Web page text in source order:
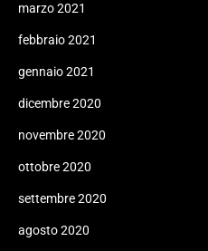
marzo 2021
febbraio 2021
gennaio 2021
dicembre 2020
novembre 2020
ottobre 2020
settembre 2020
agosto 2020